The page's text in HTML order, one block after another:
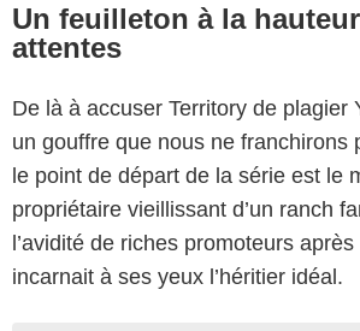
Un feuilleton à la
attentes
De là à accuser Territory de plagier
un gouffre que nous ne franchirons
le point de départ de la série est le
propriétaire vieillissant d’un ranch
l’avidité de riches promoteurs
incarnait à ses yeux l’héritier idéal.